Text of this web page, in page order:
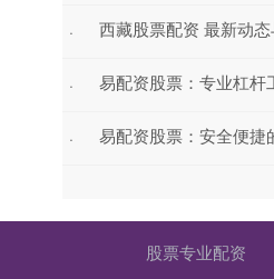
· 西藏股票配资 最新动
· 易配资股票：专业杠杆
· 易配资股票：安全便捷
股票专业配资